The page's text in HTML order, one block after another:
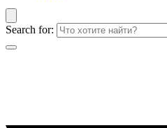
Search for: